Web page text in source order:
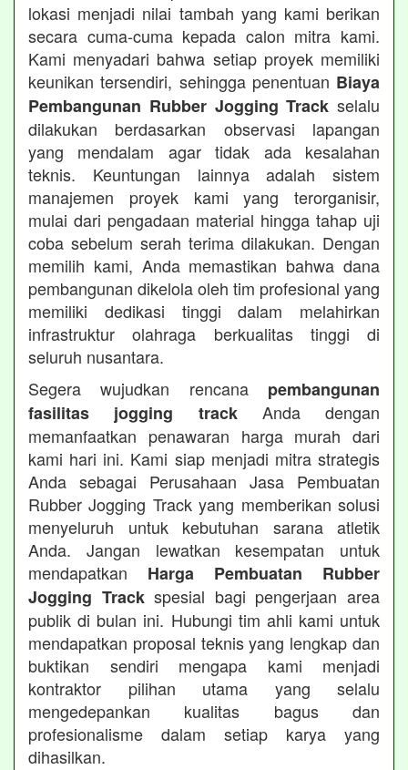
lokasi menjadi nilai tambah yang kami berikan
secara cuma-cuma kepada calon mitra kami.
Kami menyadari bahwa setiap proyek memiliki
keunikan tersendiri, sehingga penentuan Biaya
Pembangunan Rubber Jogging Track selalu
dilakukan berdasarkan observasi lapangan
yang mendalam agar tidak ada kesalahan
teknis. Keuntungan lainnya adalah sistem
manajemen proyek kami yang terorganisir,
mulai dari pengadaan material hingga tahap uji
coba sebelum serah terima dilakukan. Dengan
memilih kami, Anda memastikan bahwa dana
pembangunan dikelola oleh tim profesional yang
memiliki dedikasi tinggi dalam melahirkan
infrastruktur olahraga berkualitas tinggi di
seluruh nusantara.
Segera wujudkan rencana pembangunan
fasilitas jogging trackAnda dengan
memanfaatkan penawaran harga murah dari
kami hari ini. Kami siap menjadi mitra strategis
Anda sebagai Perusahaan Jasa Pembuatan
Rubber Jogging Track yang memberikan solusi
menyeluruh untuk kebutuhan sarana atletik
Anda. Jangan lewatkan kesempatan untuk
mendapatkan Harga Pembuatan Rubber
Jogging Trackspesial bagi pengerjaan area
publik di bulan ini. Hubungi tim ahli kami untuk
mendapatkan proposal teknis yang lengkap dan
buktikan sendiri mengapa kami menjadi
kontraktor pilihan utama yang selalu
mengedepankan kualitas bagus dan
profesionalisme dalam setiap karya yang
dihasilkan.